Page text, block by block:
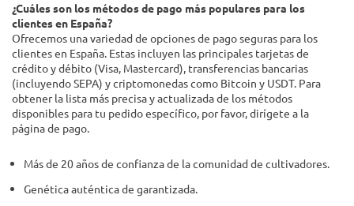
¿Cuáles son los métodos de pago más populares para los
clientes en España?
Ofrecemos una variedad de opciones de pago seguras para los
clientes en España. Estas incluyen las principales tarjetas de
crédito y débito (Visa, Mastercard), transferencias bancarias
(incluyendo SEPA) y criptomonedas como Bitcoin y USDT. Para
obtener la lista más precisa y actualizada de los métodos
disponibles para tu pedido específico, por favor, dirígete a la
página de pago.
Más de 20 años de confianza de la comunidad de cultivadores.
Genética auténtica de garantizada.